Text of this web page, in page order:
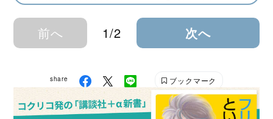
前へ 1/2 次へ
share ブックマーク